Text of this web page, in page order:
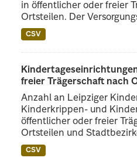
in öffentlicher oder freier
Ortsteilen. Der
CSV
freier Trägerschaft nach
Anzahl an Leipziger
Kinderkrippen- und
öffentlicher oder freier
Ortsteilen und
CSV